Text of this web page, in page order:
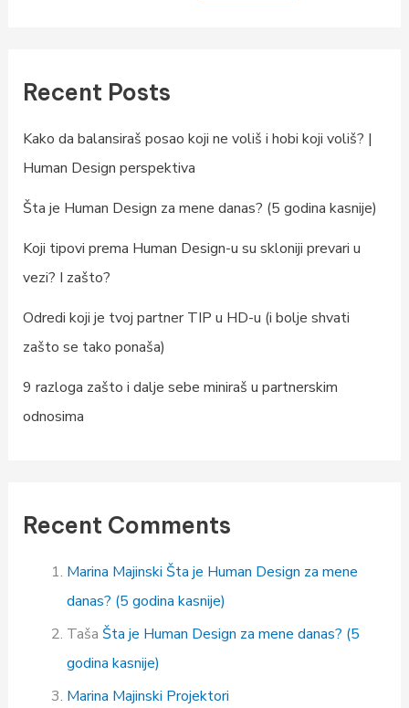
Recent Posts
Kako da balansiraš posao koji ne voliš i hobi koji voliš? |
Human Design perspektiva
Šta je Human Design za mene danas? (5 godina kasnije)
Koji tipovi prema Human Design-u su skloniji prevari u
vezi? I zašto?
Odredi koji je tvoj partner TIP u HD-u (i bolje shvati
zašto se tako ponaša)
9 razloga zašto i dalje sebe miniraš u partnerskim
odnosima
Recent Comments
Marina Majinski Šta je Human Design za mene
danas? (5 godina kasnije)
Taša Šta je Human Design za mene danas? (5
godina kasnije)
Marina Majinski Projektori